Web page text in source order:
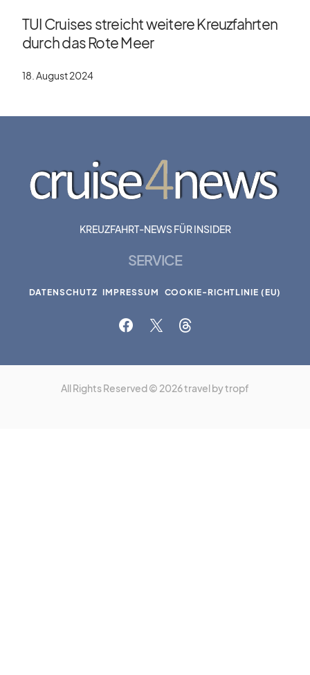
TUI Cruises streicht weitere Kreuzfahrten
durch das Rote Meer
18. August 2024
KREUZFAHRT-NEWS FÜR INSIDER
SERVICE
DATENSCHUTZ IMPRESSUM COOKIE-RICHTLINIE (EU)
All Rights Reserved © 2026 travel by tropf